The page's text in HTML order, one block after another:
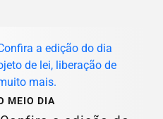
MEIO DIA